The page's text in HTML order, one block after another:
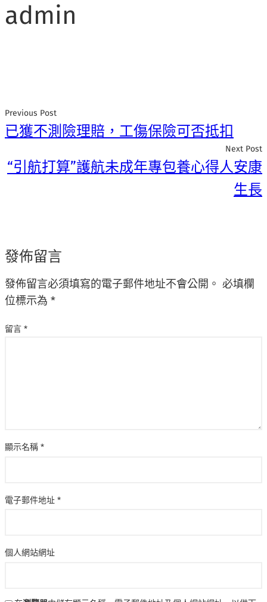
admin
Previous Post
已獲不測險理賠，工傷保險可否抵扣
Next Post
“引航打算”護航未成年專包養心得人安康
生長
發佈留言
發佈留言必須填寫的電子郵件地址不會公開。 必填欄
位標示為 *
留言 *
顯示名稱 *
電子郵件地址 *
個人網站網址